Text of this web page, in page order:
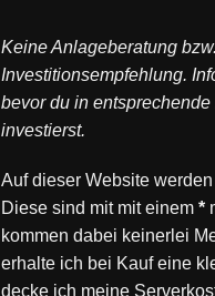
Keine Anlageberatung bzw.
Investitionsempfehlung.
bevor du in
investierst.
Auf dieser Website
Diese sind mit mit einem *
kommen dabei keinerlei
erhalte ich bei Kauf eine
decke ich meine